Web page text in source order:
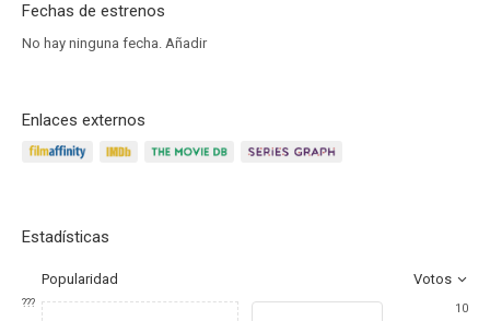
Fechas de estrenos
No hay ninguna fecha. Añadir
Enlaces externos
Estadísticas
Popularidad Votos
???
10